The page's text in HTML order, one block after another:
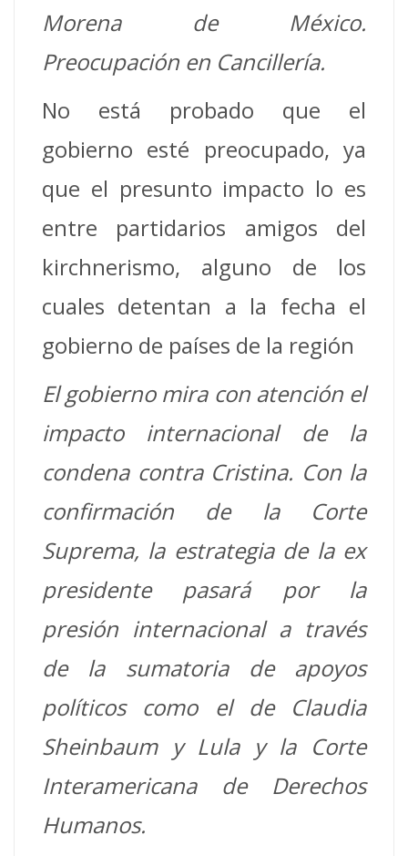
Morena de México.
Preocupación en Cancillería.
No está probado que el
gobierno esté preocupado, ya
que el presunto impacto lo es
entre partidarios amigos del
kirchnerismo, alguno de los
cuales detentan a la fecha el
gobierno de países de la región
El gobierno mira con atención el
impacto internacional de la
condena contra Cristina. Con la
confirmación de la Corte
Suprema, la estrategia de la ex
presidente pasará por la
presión internacional a través
de la sumatoria de apoyos
políticos como el de Claudia
Sheinbaum y Lula y la Corte
Interamericana de Derechos
Humanos.